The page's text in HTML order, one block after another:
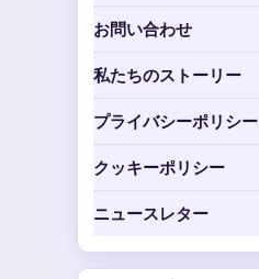
お問い合わせ
私たちのストーリー
プライバシーポリシー
クッキーポリシー
ニュースレター